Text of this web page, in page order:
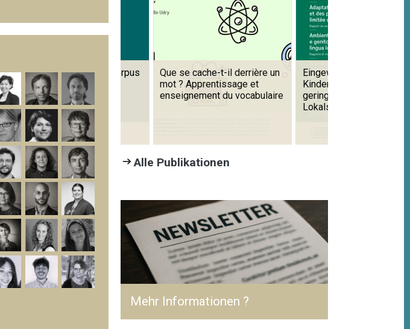
Das Schweizer Lernerkorpus
SWIKO
Que se cache-t-il derrière un
mot ? Apprentissage et
enseignement du vocabulaire
Eingewöhnung in Kitas
Kindern und Eltern mit
geringen Kenntnissen der
Lokalsprache
Alle Publikationen
Mehr Informationen ?